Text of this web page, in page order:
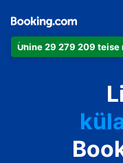
Ühine 29 279 209 teise